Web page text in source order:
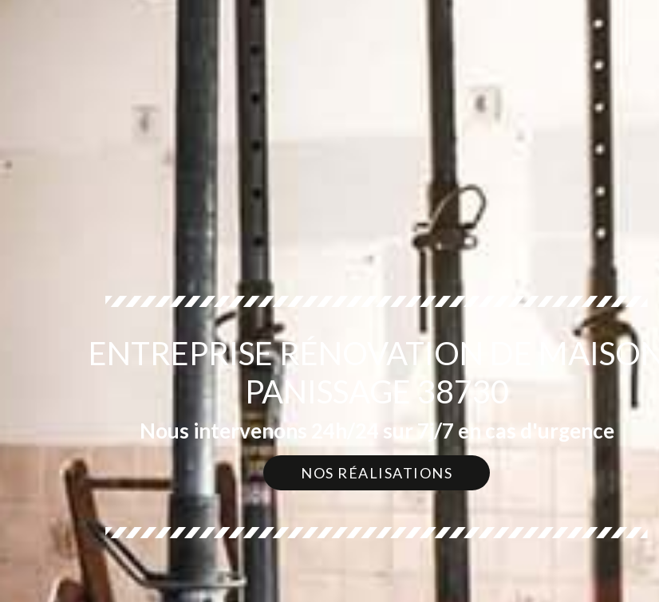
ENTREPRISE RÉNOVATION DE MAISON
PANISSAGE 38730
Nous intervenons 24h/24 sur 7j/7 en cas d'urgence
NOS RÉALISATIONS